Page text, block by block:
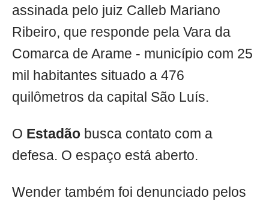
assinada pelo juiz Calleb Mariano
Ribeiro, que responde pela Vara da
Comarca de Arame - município com 25
mil habitantes situado a 476
quilômetros da capital São Luís.
O Estadão busca contato com a
defesa. O espaço está aberto.
Wender também foi denunciado pelos